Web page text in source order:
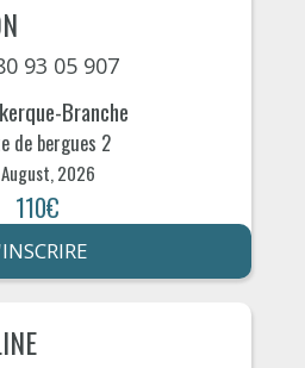
93 05 907
Branche
de bergues 2
2026
110€